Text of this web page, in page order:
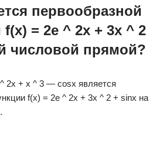
первообразной
= 2e ^ 2x + 3x ^ 2
числовой прямой?
2x + x ^ 3 — cosx является
f(x) = 2e ^ 2x + 3x ^ 2 + sinx на